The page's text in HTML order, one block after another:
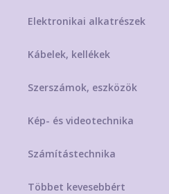
Elektronikai alkatrészek
Kábelek, kellékek
Szerszámok, eszközök
Kép- és videotechnika
Számítástechnika
Többet kevesebbért